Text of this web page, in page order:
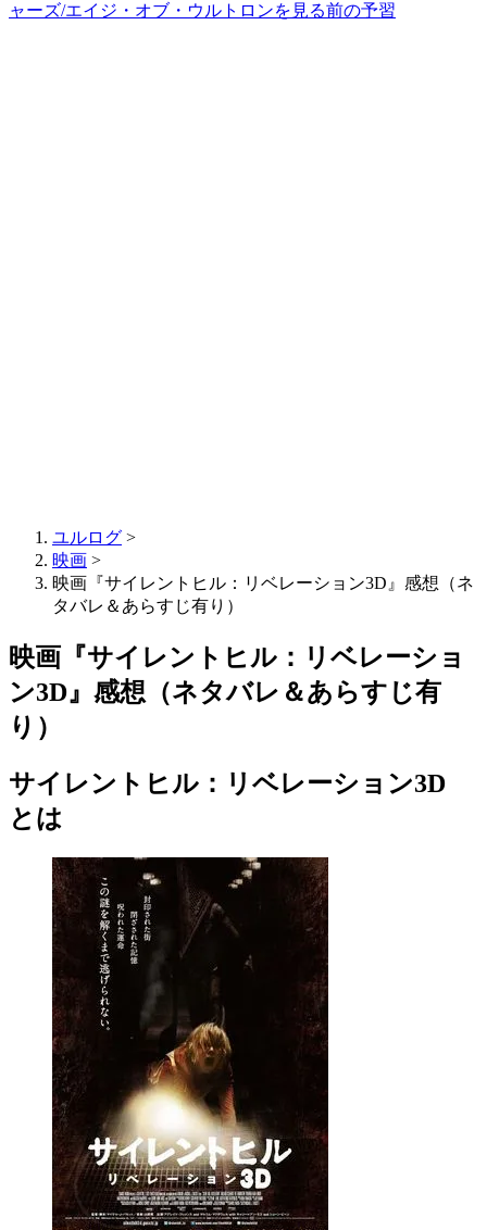
ャーズ/エイジ・オブ・ウルトロンを見る前の予習
ユルログ >
映画 >
映画『サイレントヒル：リベレーション3D』感想（ネ
タバレ＆あらすじ有り）
映画『サイレントヒル：リベレーショ
ン3D』感想（ネタバレ＆あらすじ有
り）
サイレントヒル：リベレーション3D
とは